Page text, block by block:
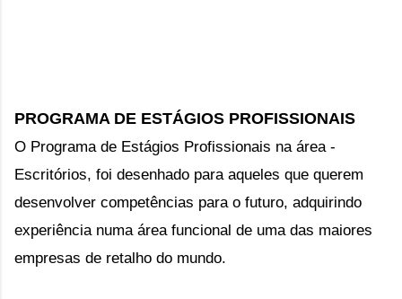
PROGRAMA DE ESTÁGIOS PROFISSIONAIS
O Programa de Estágios Profissionais na área -
Escritórios, foi desenhado para aqueles que querem
desenvolver competências para o futuro, adquirindo
experiência numa área funcional de uma das maiores
empresas de retalho do mundo.